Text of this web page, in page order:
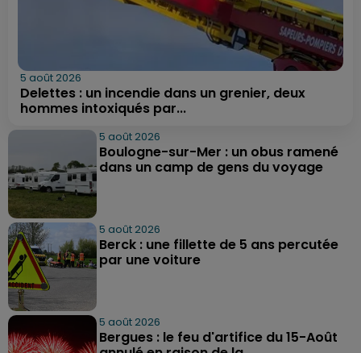
5 août 2026
Delettes : un incendie dans un grenier, deux
hommes intoxiqués par...
5 août 2026
Boulogne-sur-Mer : un obus ramené
dans un camp de gens du voyage
5 août 2026
Berck : une fillette de 5 ans percutée
par une voiture
5 août 2026
Bergues : le feu d'artifice du 15-Août